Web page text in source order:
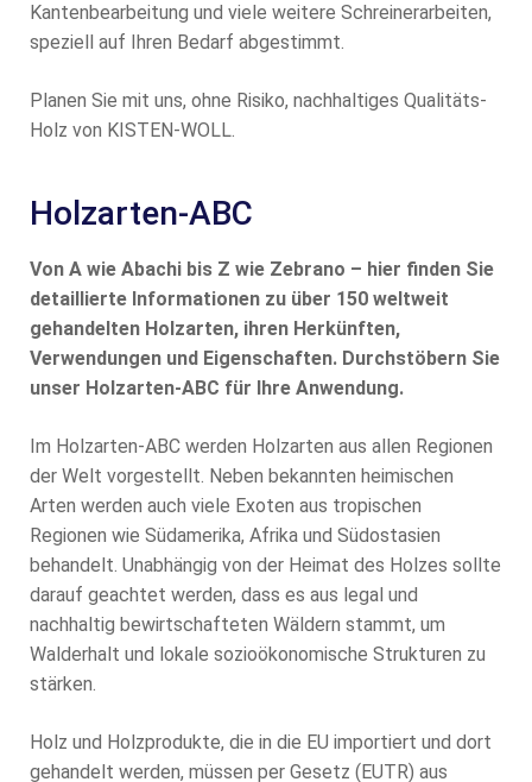
Kantenbearbeitung und viele weitere Schreinerarbeiten,
speziell auf Ihren Bedarf abgestimmt.
Planen Sie mit uns, ohne Risiko, nachhaltiges Qualitäts-
Holz von KISTEN-WOLL.
Holzarten-ABC
Von A wie Abachi bis Z wie Zebrano – hier finden Sie
detaillierte Informationen zu über 150 weltweit
gehandelten Holzarten, ihren Herkünften,
Verwendungen und Eigenschaften. Durchstöbern Sie
unser Holzarten-ABC für Ihre Anwendung.
Im Holzarten-ABC werden Holzarten aus allen Regionen
der Welt vorgestellt. Neben bekannten heimischen
Arten werden auch viele Exoten aus tropischen
Regionen wie Südamerika, Afrika und Südostasien
behandelt. Unabhängig von der Heimat des Holzes sollte
darauf geachtet werden, dass es aus legal und
nachhaltig bewirtschafteten Wäldern stammt, um
Walderhalt und lokale sozioökonomische Strukturen zu
stärken.
Holz und Holzprodukte, die in die EU importiert und dort
gehandelt werden, müssen per Gesetz (EUTR) aus